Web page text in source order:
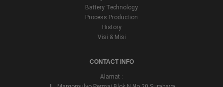
Battery Technology
Process Production
History
Visi & Misi
CONTACT INFO
Alamat :